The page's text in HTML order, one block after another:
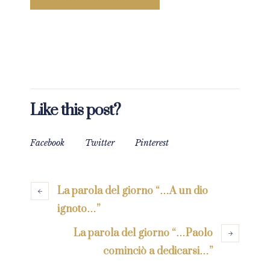
Like this post?
Facebook Twitter Pinterest
La parola del giorno “…A un dio
ignoto…”
La parola del giorno “…Paolo
cominciò a dedicarsi…”